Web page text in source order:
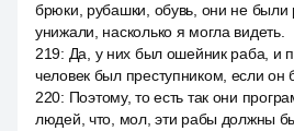
брюки, рубашки, обувь, они не были
унижали, насколько я могла видеть.
219: Да, у них был ошейник раба, и
человек был преступником, если он
220: Поэтому, то есть так они
людей, что, мол, эти рабы должны